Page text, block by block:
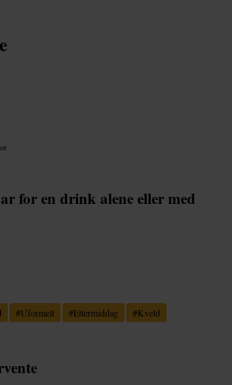
for en drink alene eller med
#Uformelt #Ettermiddag #Kveld